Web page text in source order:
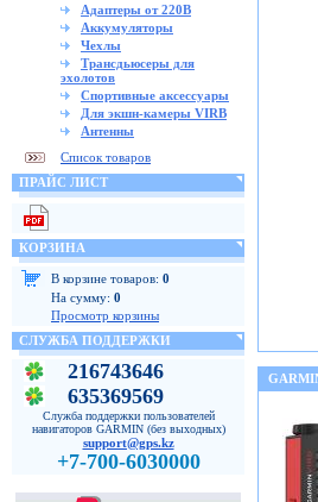
Адаптеры от 220В
Аккумуляторы
Чехлы
Трансдьюсеры для
эхолотов
Спортивные аксессуары
Для экшн-камеры VIRB
Антенны
Список товаров
ПРАЙС ЛИСТ
КОРЗИНА
В корзине товаров: 0
На сумму: 0
Просмотр корзины
СЛУЖБА ПОДДЕРЖКИ
216743646
635369569
Служба поддержки пользователей
навигаторов GARMIN (без выходных)
support@gps.kz
+7-700-6030000